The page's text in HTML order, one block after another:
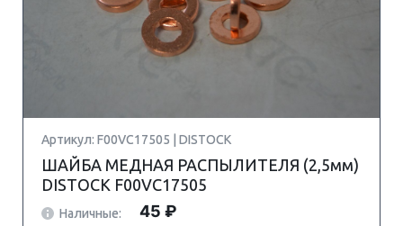
Артикул: F00VC17505 | DISTOCK
ШАЙБА МЕДНАЯ РАСПЫЛИТЕЛЯ (2,5мм)
DISTOCK F00VC17505
Наличные: 45 ₽